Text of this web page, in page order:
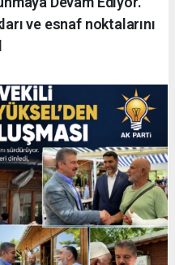
ve esnaf noktalarını